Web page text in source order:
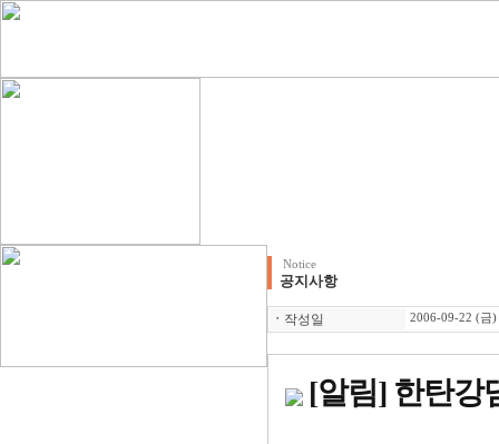
Notice
공지사항
ㆍ 작성일 2006-09-22 (금)
[알림] 한탄강